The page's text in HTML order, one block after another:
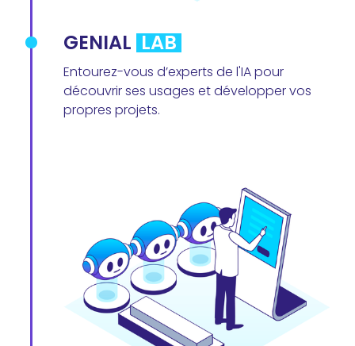
GENIAL LAB
Entourez-vous d’experts de l'IA pour
découvrir ses usages et développer vos
propres projets.